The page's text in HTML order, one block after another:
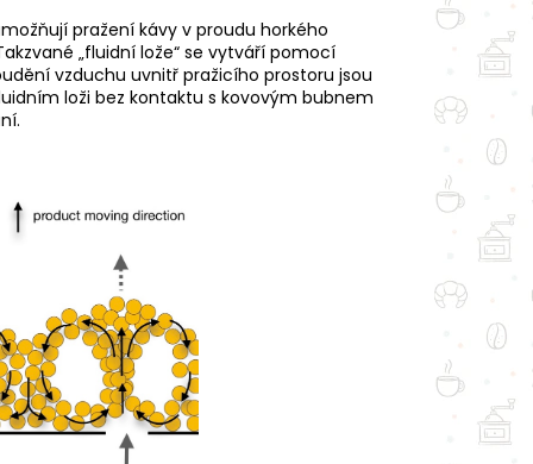
pražení kávy v proudu horkého
„fluidní lože“ se vytváří pomocí
vzduchu uvnitř pražicího prostoru jsou
loži bez kontaktu s kovovým bubnem